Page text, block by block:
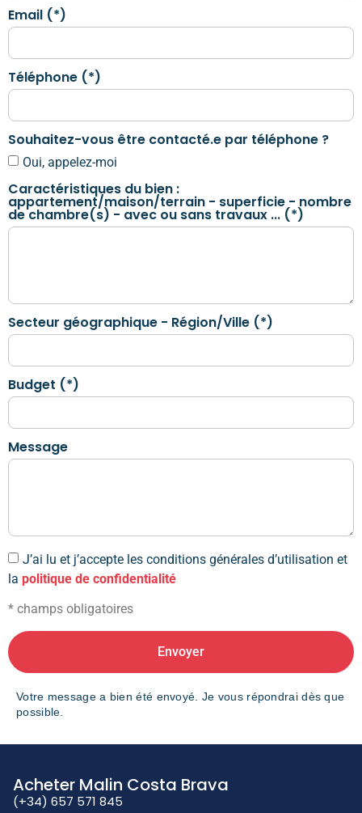
Email (*)
Téléphone (*)
Souhaitez-vous être contacté.e par téléphone ?
Oui, appelez-moi
Caractéristiques du bien :
appartement/maison/terrain - superficie - nombre
de chambre(s) - avec ou sans travaux ... (*)
Secteur géographique - Région/Ville (*)
Budget (*)
Message
J’ai lu et j’accepte les conditions générales d’utilisation et
la politique de confidentialité
* champs obligatoires
Envoyer
Votre message a bien été envoyé. Je vous répondrai dès que
possible.
Acheter Malin Costa Brava
(+34) 657 571 845